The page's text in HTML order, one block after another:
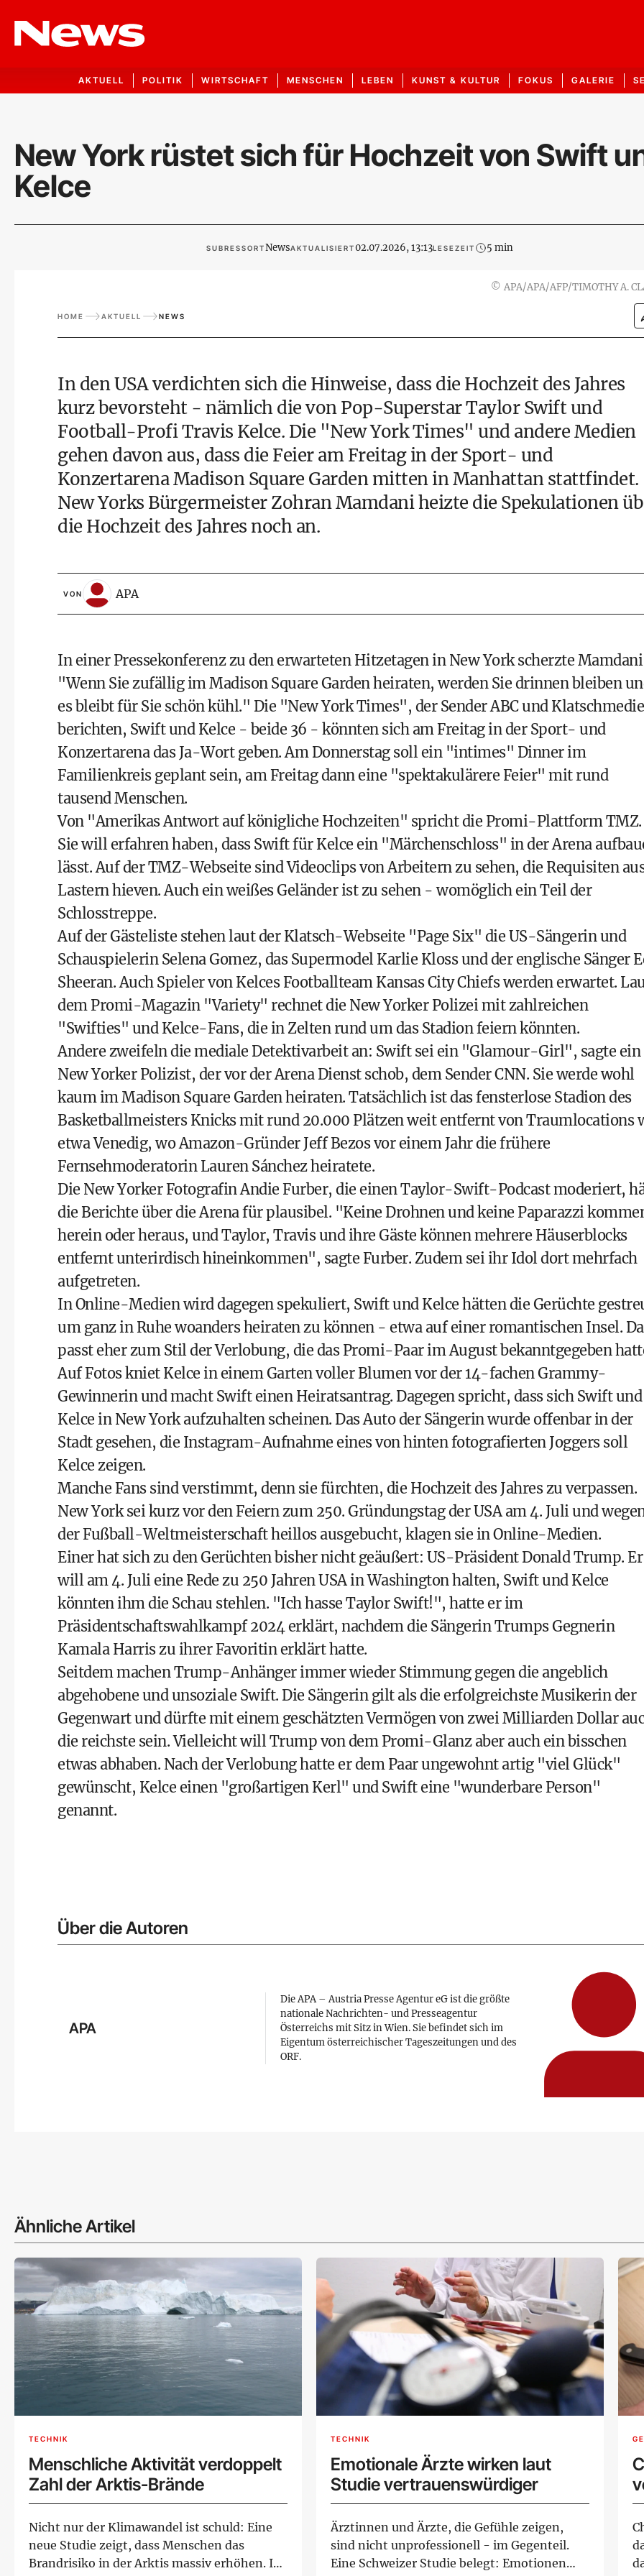
AKTUELL POLITIK WIRTSCHAFT MENSCHEN LEBEN KUNST & KULTUR FOKUS GALERIE
New York rüstet sich für Hochzeit von Swift
Kelce
SUBRESSORTNewsAKTUALISIERT02.07.2026, 13:13LESEZEIT 5 min
© APA/APA/AFP/TIMOTHY A.
HOME AKTUELL NEWS
In den USA verdichten sich die Hinweise, dass die Hochzeit des Jahres
kurz bevorsteht - nämlich die von Pop-Superstar Taylor Swift und
Football-Profi Travis Kelce. Die "New York Times" und andere Medien
gehen davon aus, dass die Feier am Freitag in der Sport- und
Konzertarena Madison Square Garden mitten in Manhattan stattfindet.
New Yorks Bürgermeister Zohran Mamdani heizte die Spekulationen
die Hochzeit des Jahres noch an.
VON APA
In einer Pressekonferenz zu den erwarteten Hitzetagen in New York scherzte
"Wenn Sie zufällig im Madison Square Garden heiraten, werden Sie drinnen bleiben
es bleibt für Sie schön kühl." Die "New York Times", der Sender ABC und
berichten, Swift und Kelce - beide 36 - könnten sich am Freitag in der Sport- und
Konzertarena das Ja-Wort geben. Am Donnerstag soll ein "intimes" Dinner im
Familienkreis geplant sein, am Freitag dann eine "spektakulärere Feier" mit rund
tausend Menschen.
Von "Amerikas Antwort auf königliche Hochzeiten" spricht die Promi-Plattform TMZ.
Sie will erfahren haben, dass Swift für Kelce ein "Märchenschloss" in der Arena
lässt. Auf der TMZ-Webseite sind Videoclips von Arbeitern zu sehen, die Requisiten
Lastern hieven. Auch ein weißes Geländer ist zu sehen - womöglich ein Teil der
Schlosstreppe.
Auf der Gästeliste stehen laut der Klatsch-Webseite "Page Six" die US-Sängerin und
Schauspielerin Selena Gomez, das Supermodel Karlie Kloss und der englische Sänger
Sheeran. Auch Spieler von Kelces Footballteam Kansas City Chiefs werden erwartet.
dem Promi-Magazin "Variety" rechnet die New Yorker Polizei mit zahlreichen
"Swifties" und Kelce-Fans, die in Zelten rund um das Stadion feiern könnten.
Andere zweifeln die mediale Detektivarbeit an: Swift sei ein "Glamour-Girl", sagte ein
New Yorker Polizist, der vor der Arena Dienst schob, dem Sender CNN. Sie werde wohl
kaum im Madison Square Garden heiraten. Tatsächlich ist das fensterlose Stadion des
Basketballmeisters Knicks mit rund 20.000 Plätzen weit entfernt von Traumlocations
etwa Venedig, wo Amazon-Gründer Jeff Bezos vor einem Jahr die frühere
Fernsehmoderatorin Lauren Sánchez heiratete.
Die New Yorker Fotografin Andie Furber, die einen Taylor-Swift-Podcast moderiert,
die Berichte über die Arena für plausibel. "Keine Drohnen und keine Paparazzi
herein oder heraus, und Taylor, Travis und ihre Gäste können mehrere Häuserblocks
entfernt unterirdisch hineinkommen", sagte Furber. Zudem sei ihr Idol dort mehrfach
aufgetreten.
In Online-Medien wird dagegen spekuliert, Swift und Kelce hätten die Gerüchte
um ganz in Ruhe woanders heiraten zu können - etwa auf einer romantischen Insel.
passt eher zum Stil der Verlobung, die das Promi-Paar im August bekanntgegeben
Auf Fotos kniet Kelce in einem Garten voller Blumen vor der 14-fachen Grammy-
Gewinnerin und macht Swift einen Heiratsantrag. Dagegen spricht, dass sich Swift und
Kelce in New York aufzuhalten scheinen. Das Auto der Sängerin wurde offenbar in der
Stadt gesehen, die Instagram-Aufnahme eines von hinten fotografierten Joggers soll
Kelce zeigen.
Manche Fans sind verstimmt, denn sie fürchten, die Hochzeit des Jahres zu verpassen.
New York sei kurz vor den Feiern zum 250. Gründungstag der USA am 4. Juli und
der Fußball-Weltmeisterschaft heillos ausgebucht, klagen sie in Online-Medien.
Einer hat sich zu den Gerüchten bisher nicht geäußert: US-Präsident Donald Trump. Er
will am 4. Juli eine Rede zu 250 Jahren USA in Washington halten, Swift und Kelce
könnten ihm die Schau stehlen. "Ich hasse Taylor Swift!", hatte er im
Präsidentschaftswahlkampf 2024 erklärt, nachdem die Sängerin Trumps Gegnerin
Kamala Harris zu ihrer Favoritin erklärt hatte.
Seitdem machen Trump-Anhänger immer wieder Stimmung gegen die angeblich
abgehobene und unsoziale Swift. Die Sängerin gilt als die erfolgreichste Musikerin der
Gegenwart und dürfte mit einem geschätzten Vermögen von zwei Milliarden Dollar
die reichste sein. Vielleicht will Trump von dem Promi-Glanz aber auch ein bisschen
etwas abhaben. Nach der Verlobung hatte er dem Paar ungewohnt artig "viel Glück"
gewünscht, Kelce einen "großartigen Kerl" und Swift eine "wunderbare Person"
genannt.
Über die Autoren
APA
Die APA – Austria Presse Agentur eG ist die größte
nationale Nachrichten- und Presseagentur
Österreichs mit Sitz in Wien. Sie befindet sich im
Eigentum österreichischer Tageszeitungen und des
ORF.
Ähnliche Artikel
TECHNIK
Menschliche Aktivität verdoppelt
Zahl der Arktis-Brände
Nicht nur der Klimawandel ist schuld: Eine
neue Studie zeigt, dass Menschen das
Brandrisiko in der Arktis massiv erhöhen. In
TECHNIK
Emotionale Ärzte wirken laut
Studie vertrauenswürdiger
Ärztinnen und Ärzte, die Gefühle zeigen,
sind nicht unprofessionell - im Gegenteil.
Eine Schweizer Studie belegt: Emotionen